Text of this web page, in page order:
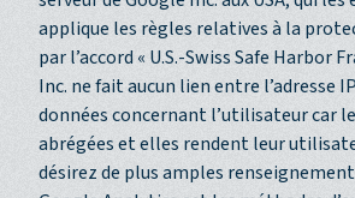
applique les règles relatives à la
par l’accord « U.S.-Swiss Safe Harbor
Inc. ne fait aucun lien entre l’adresse
données concernant l’utilisateur car
abrégées et elles rendent leur
désirez de plus amples